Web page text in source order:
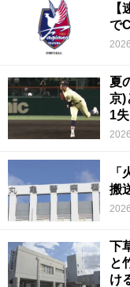
で
夏
京)
1
搬
下
と
け